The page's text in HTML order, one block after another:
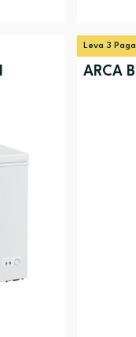
Leva 3
ARCA